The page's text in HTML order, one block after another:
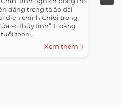
dáng trong tà áo dài
diễn chính Chibi trong
sổ thủy tinh”, Hoàng
teen...
Xem thêm